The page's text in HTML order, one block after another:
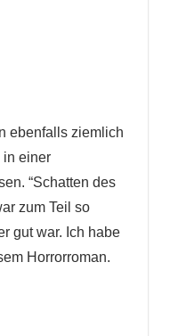
ebenfalls ziemlich
in einer
“Schatten des
zum Teil so
gut war. Ich habe
Horrorroman.